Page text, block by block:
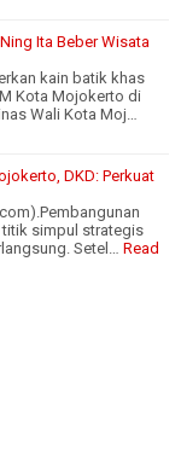
Ita Beber Wisata
kain batik khas
Kota Mojokerto di
Wali Kota Moj…
DKD: Perkuat
simpul strategis
Setel…
Read